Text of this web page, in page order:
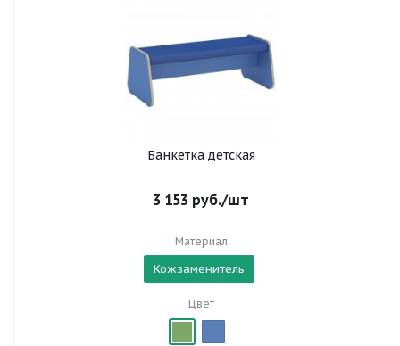
Банкетка детская
3 153 руб./шт
Материал
Кожзаменитель
Цвет